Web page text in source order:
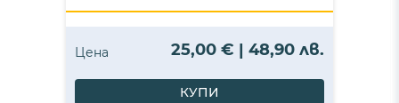
Цена 25,00 € | 48,90 лв.
КУПИ